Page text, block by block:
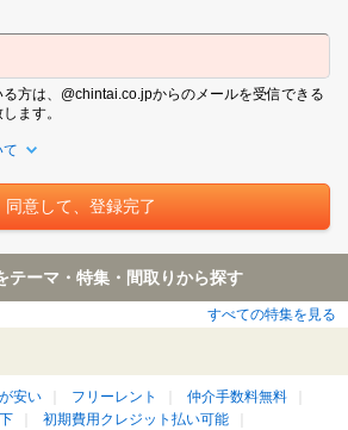
方は、@chintai.co.jpからのメールを受信できる
ます。
て
テーマ・特集・間取りから探す
すべての特集を見る
安い フリーレント
仲介手数料無料
初期費用クレジット払い可能